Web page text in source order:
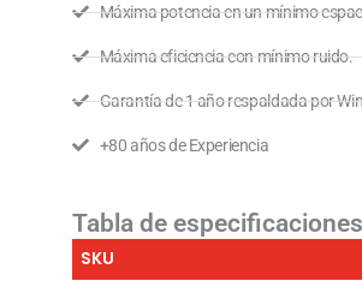
Máxima potencia en un mínimo
Máxima eficiencia con mínimo ruido.
Garantía de 1 año respaldada por
+80 años de Experiencia
Tabla de especificaciones
SKU